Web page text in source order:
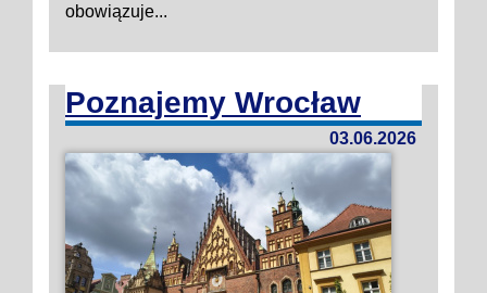
obowiązuje...
Poznajemy Wrocław
03.06.2026